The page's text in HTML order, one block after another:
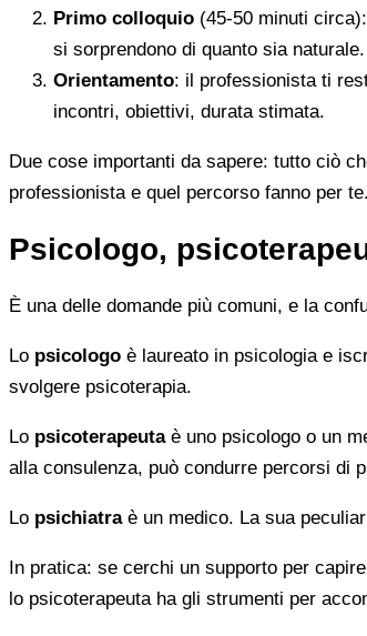
Primo colloquio (45-50 minuti
si sorprendono di quanto sia naturale.
Orientamento: il professionista ti
incontri, obiettivi, durata stimata.
Due cose importanti da sapere: tutto ciò
professionista e quel percorso fanno per te.
Psicologo,
È una delle domande più comuni, e la
Lo psicologo è laureato in psicologia e
svolgere psicoterapia.
Lo psicoterapeutaè uno psicologo o un
alla consulenza, può condurre percorsi di
Lo psichiatraè un medico. La sua
In pratica: se cerchi un supporto per
lo psicoterapeuta ha gli strumenti per